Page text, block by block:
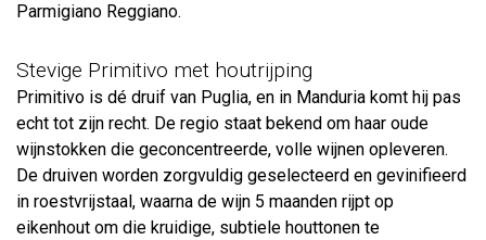
Parmigiano Reggiano.
Stevige Primitivo met houtrijping
Primitivo is dé druif van Puglia, en in Manduria komt hij pas
echt tot zijn recht. De regio staat bekend om haar oude
wijnstokken die geconcentreerde, volle wijnen opleveren.
De druiven worden zorgvuldig geselecteerd en gevinifieerd
in roestvrijstaal, waarna de wijn 5 maanden rijpt op
eikenhout om die kruidige, subtiele houttonen te